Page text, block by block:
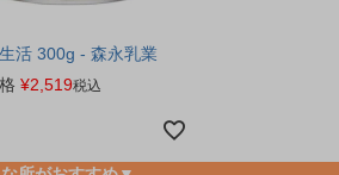
活 300g - 森永乳業
¥2,519税込